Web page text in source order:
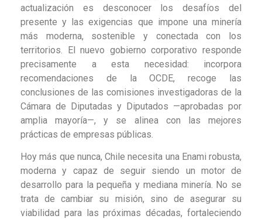
actualización es desconocer los desafíos del
presente y las exigencias que impone una minería
más moderna, sostenible y conectada con los
territorios. El nuevo gobierno corporativo responde
precisamente a esta necesidad: incorpora
recomendaciones de la OCDE, recoge las
conclusiones de las comisiones investigadoras de la
Cámara de Diputadas y Diputados —aprobadas por
amplia mayoría—, y se alinea con las mejores
prácticas de empresas públicas.
Hoy más que nunca, Chile necesita una Enami robusta,
moderna y capaz de seguir siendo un motor de
desarrollo para la pequeña y mediana minería. No se
trata de cambiar su misión, sino de asegurar su
viabilidad para las próximas décadas, fortaleciendo